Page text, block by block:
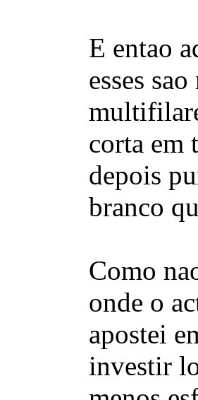
E entao
esses
corta em
depois
branco
Como
onde o
apostei
investir